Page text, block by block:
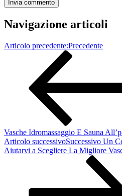
Navigazione articoli
Articolo precedente:Precedente
Vasche Idromassaggio E Sauna
Articolo successivoSuccessivo Un
Aiutarvi a Scegliere La Migliore